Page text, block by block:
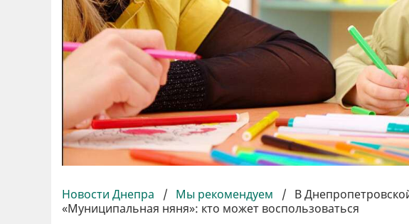
Новости Днепра / Мы рекомендуем / В
«Муниципальная няня»: кто может воспользоваться